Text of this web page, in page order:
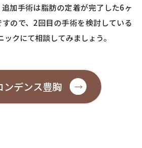
加手術は脂肪の定着が完了した6ヶ
ので、2回目の手術を検討している
クにて相談してみましょう。
ンデンス豊胸